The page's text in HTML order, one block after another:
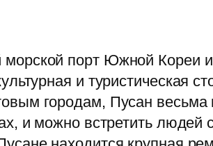
порт Южной Кореи и
и туристическая
городам, Пусан весьма
и можно встретить людей